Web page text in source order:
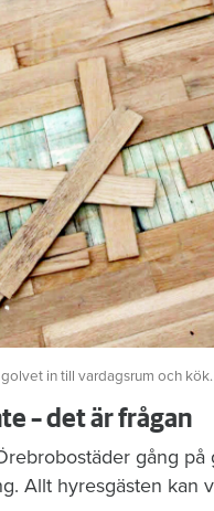
in till vardagsrum och
– det är frågan
gång
Allt hyresgästen kan